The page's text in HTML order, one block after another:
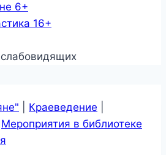
6+
16+
Краеведение
Мероприятия в библиотеке